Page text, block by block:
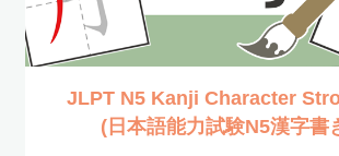
JLPT N5 Kanji Character
(日本語能力試験N5漢字書